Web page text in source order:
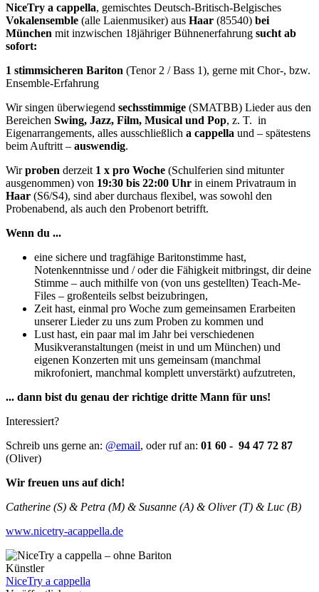
NiceTry a cappella, gemischtes Deutsch-Britisch-Belgisches
Vokalensemble (alle Laienmusiker) aus Haar (85540) bei
München mit inzwischen 18jähriger Bühnenerfahrung sucht ab
sofort:
1 stimmsicheren Bariton (Tenor 2 / Bass 1), gerne mit Chor-, bzw.
Ensemble-Erfahrung
Wir singen überwiegend sechsstimmige (SMATBB) Lieder aus den
Bereichen Swing, Jazz, Film, Musical und Pop, z. T. in
Eigenarrangements, alles ausschließlich a cappella und – spätestens
beim Auftritt – auswendig.
Wirproben derzeit 1 x pro Woche (Schulferien sind mitunter
ausgenommen) von 19:30 bis 22:00 Uhr in einem Privatraum in
Haar (S6/S4), sind aber durchaus flexibel, was sowohl den
Probenabend, als auch den Probenort betrifft.
Wenn du ...
eine sichere und tragfähige Baritonstimme hast,
Notenkenntnisse und / oder die Fähigkeit mitbringst, dir deine
Stimme – auch mithilfe von (von uns gestellten) Teach-Me-
Files – großenteils selbst beizubringen,
Zeit hast, einmal pro Woche zum gemeinsamen Erarbeiten
unserer Lieder zu uns zum Proben zu kommen und
Lust hast, ein paar mal im Jahr bei verschiedenen
Musikveranstaltungen (meist in und um München) und
eigenen Konzerten mit uns gemeinsam (manchmal
mikrofoniert, manchmal komplett unverstärkt) aufzutreten,
... dann bist du genau der richtige dritte Mann für uns!
Interessiert?
Schreib uns gerne an: @email, oder ruf an: 01 60 - 94 47 72 87
(Oliver)
Wir freuen uns auf dich!
Catherine (S) & Petra (M) & Susanne (A) & Oliver (T) & Luc (B)
www.nicetry-acappella.de
Künstler
NiceTry a cappella